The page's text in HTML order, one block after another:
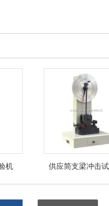
机 供应简支梁冲击